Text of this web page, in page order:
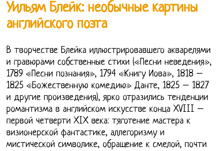
Уильям Блейк: необычные картины
английского поэта
В творчестве Блейка иллюстрировавшего акварелями
и гравюрами собственные стихи («Песни неведения»,
1789 «Песни познания», 1794 «Книгу Иова», 1818 –
1825 «Божественную комедию» Данте, 1825 – 1827
и другие произведения), ярко отразились тенденции
романтизма в английском искусстве конца XVIII –
первой четверти XIX века: тяготение мастера к
визионерской фантастике, аллегоризму и
мистической символике, обращение к смелой, почти